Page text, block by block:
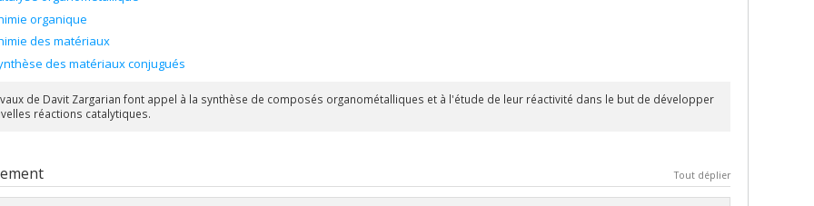
organique
des matériaux
des matériaux conjugués
de Davit Zargarian font appel à la synthèse de composés organométalliques et à l'étude de leur réactivité dans le but de développer
réactions catalytiques.
Tout déplier